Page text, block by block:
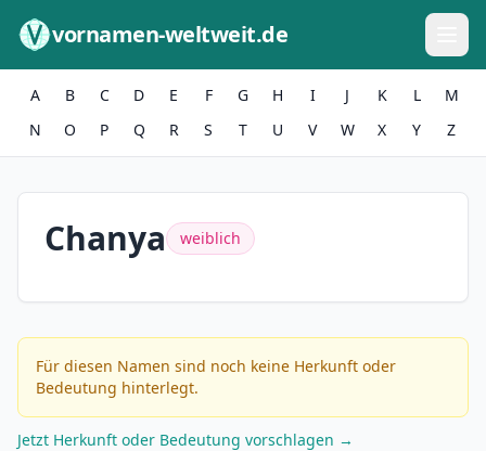
vornamen-weltweit.de
A B C D E F G H I J K L
M
N
O P Q R S T U V W X Y Z
Chanya weiblich
Für diesen Namen sind noch keine Herkunft oder
Bedeutung hinterlegt.
Jetzt Herkunft oder Bedeutung vorschlagen →